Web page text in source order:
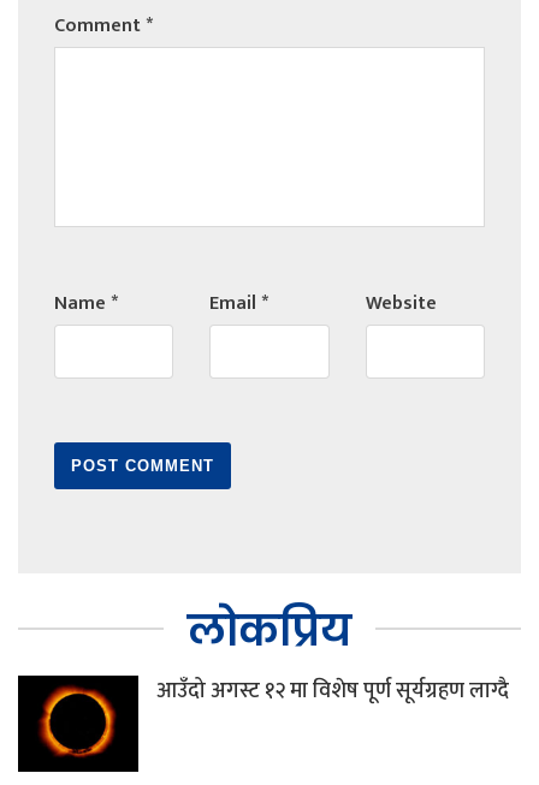
Comment*
Name* Email* Website
लोकप्रिय
आउँदो अगस्ट १२ मा विशेष पूर्ण सूर्यग्रहण लाग्दै